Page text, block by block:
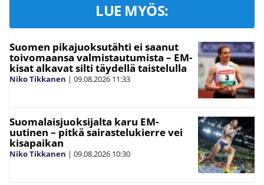
LUE MYÖS:
Suomen pikajuoksutähti ei saanut
toivomaansa valmistautumista – EM-
kisat alkavat silti täydellä taistelulla
Niko Tikkanen | 09.08.2026 11:33
Suomalaisjuoksijalta karu EM-
uutinen – pitkä sairastelukierre vei
kisapaikan
Niko Tikkanen | 09.08.2026 10:30